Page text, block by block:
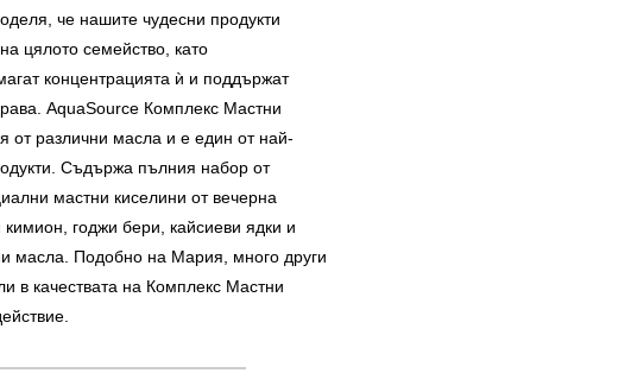
че нашите чудесни продукти
цялото семейство, като
концентрацията ѝ и поддържат
AquaSource Комплекс Мастни
от различни масла и е един от най-
Съдържа пълния набор от
мастни киселини от вечерна
кимион, годжи бери, кайсиеви ядки и
масла. Подобно на Мария, много други
в качествата на Комплекс Мастни